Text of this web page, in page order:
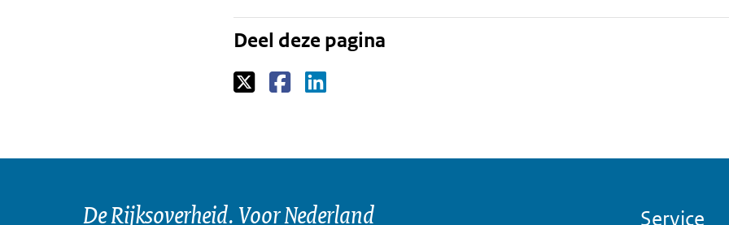
Deel deze pagina
De Rijksoverheid. Voor Nederland Service